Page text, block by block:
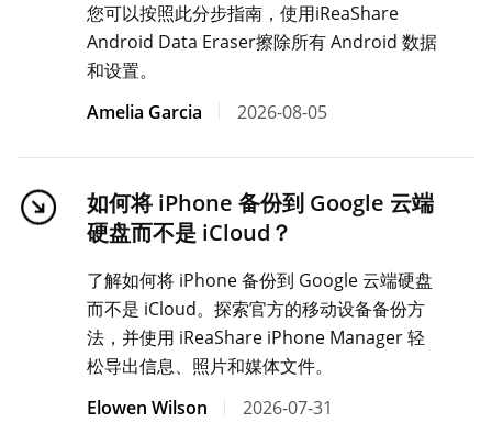
您可以按照此分步指南，使用iReaShare
Android Data Eraser擦除所有 Android 数据
和设置。
Amelia Garcia
2026-08-05
如何将 iPhone 备份到 Google 云端
硬盘而不是 iCloud？
了解如何将 iPhone 备份到 Google 云端硬盘
而不是 iCloud。探索官方的移动设备备份方
法，并使用 iReaShare iPhone Manager 轻
松导出信息、照片和媒体文件。
Elowen Wilson
2026-07-31